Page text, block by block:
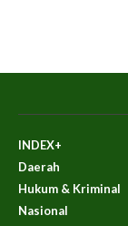
INDEX+
Daerah
Hukum & Kriminal
Nasional